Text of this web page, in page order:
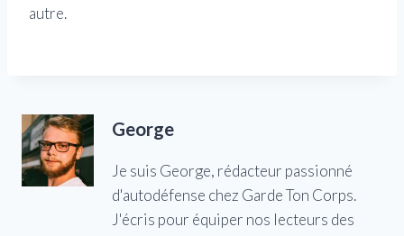
autre.
George
Je suis George, rédacteur passionné
d'autodéfense chez Garde Ton Corps.
J'écris pour équiper nos lecteurs des